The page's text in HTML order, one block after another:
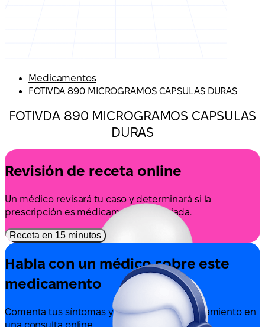
Medicamentos
FOTIVDA 890 MICROGRAMOS CAPSULAS DURAS
FOTIVDA 890 MICROGRAMOS CAPSULAS
DURAS
Revisión de receta online
Un médico revisará tu caso y determinará si la
prescripción es médicamente apropiada.
Receta en 15 minutos
Habla con un médico sobre este
medicamento
Comenta tus síntomas y las opciones de tratamiento en